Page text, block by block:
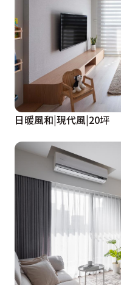
日暖風和|現代風|20坪